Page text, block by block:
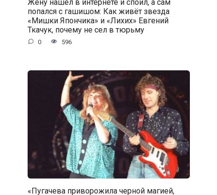
Жену нашел в интернете и споил, а сам
попался с гaшишoм: Как живёт звезда
«Мишки Япончика» и «Лихих» Евгений
Ткачук, почему не сел в тюрьму
0 596
«Пугачева приворожила черной магией,